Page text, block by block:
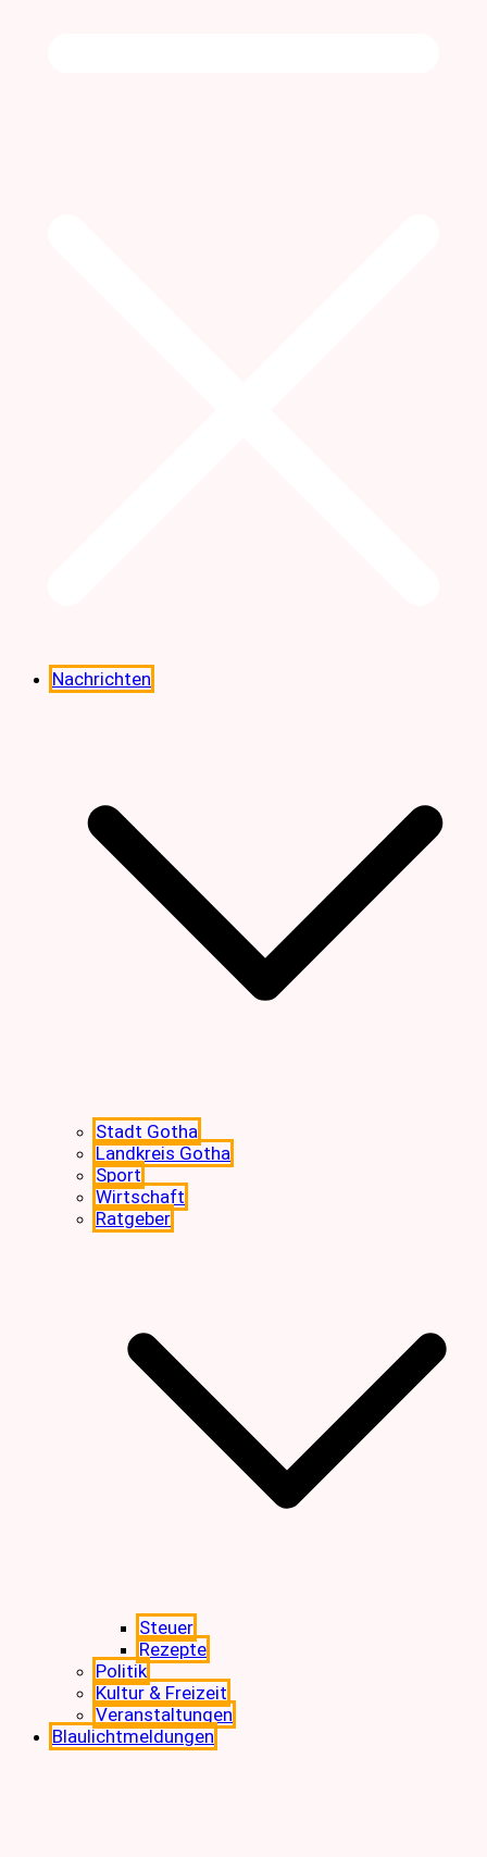
Nachrichten
Stadt Gotha
Landkreis Gotha
Sport
Wirtschaft
Ratgeber
Steuer
Rezepte
Politik
Kultur & Freizeit
Veranstaltungen
Blaulichtmeldungen